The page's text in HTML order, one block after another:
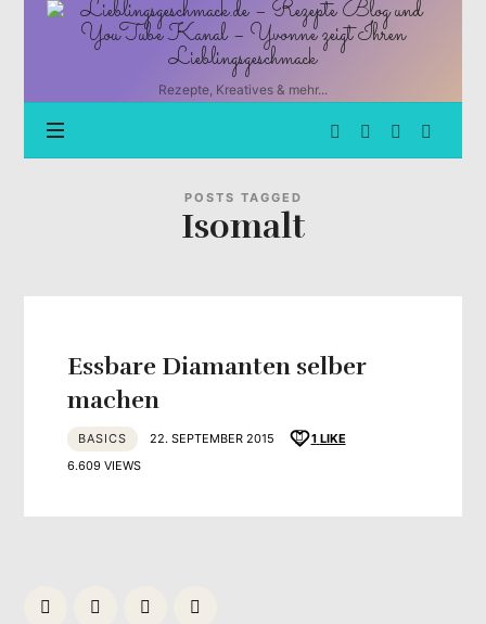
Lieblingsgeschmack.de
Rezepte
und
YouTube
Kanal
Rezepte, Kreatives & mehr...
POSTS TAGGED
Isomalt
Essbare Diamanten selber
machen
BASICS 22. SEPTEMBER 2015 1 LIKE
6.609 VIEWS